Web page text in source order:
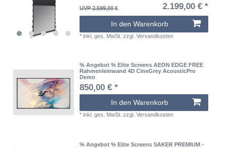
UVP 2.599,00 €
2.199,00 € *
In den Warenkorb
*inkl. ges. MwSt. zzgl.Versandkosten
% Angebot % Elite Screens AEON EDGE FREE
Rahmenleinwand 4D CineGrey AcousticPro
Demo
850,00 € *
In den Warenkorb
*inkl. ges. MwSt. zzgl.Versandkosten
% Angebot % Elite Screens SAKER PREMIUM -